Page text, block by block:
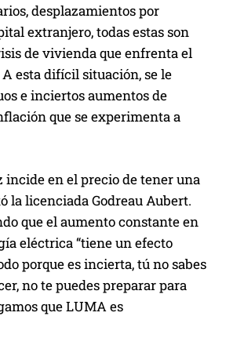
desplazamientos por
extranjero, todas estas son
de vivienda que enfrenta el
esta difícil situación, se le
e inciertos aumentos de
que se experimenta a
incide en el precio de tener una
la licenciada Godreau Aubert.
que el aumento constante en
eléctrica “tiene un efecto
porque es incierta, tú no sabes
no te puedes preparar para
que LUMA es